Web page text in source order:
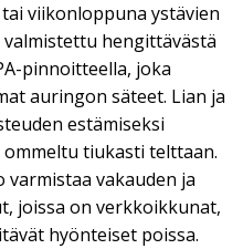
viikonloppuna ystävien
hengittävästä
pinnoitteella, joka
auringon säteet. Lian ja
estämiseksi
tiukasti telttaan.
vakauden ja
joissa on verkkoikkunat,
hyönteiset poissa.